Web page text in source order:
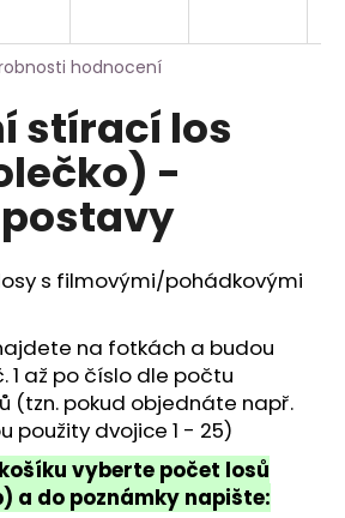
hodnocení
stírací los
-
s filmovými/pohádkovými
na fotkách a budou
1 až po číslo dle počtu
(tzn. pokud objednáte např.
použity dvojice 1 - 25)
vyberte počet losů
a do poznámky napište:
HLEDAT